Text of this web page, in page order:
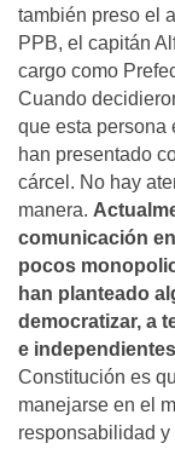
también preso el
PPB, el capitán
cargo como
Cuando
que esta persona
han presentado
cárcel. No hay
manera.
comunicación
pocos
han planteado
democratizar, a
e
Constitución es
manejarse en el
responsabilidad